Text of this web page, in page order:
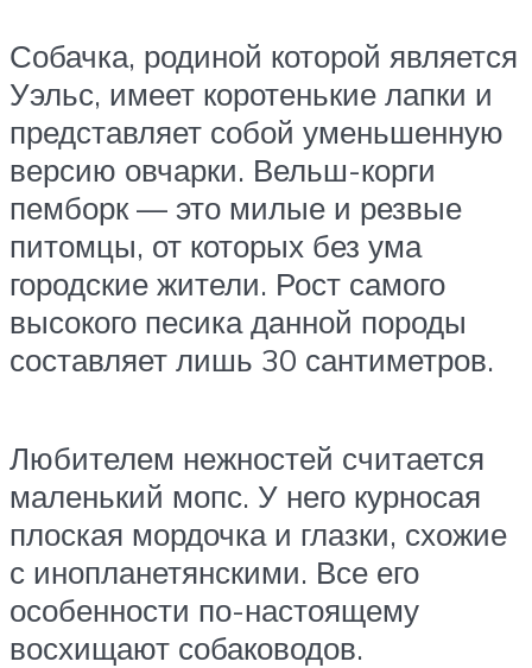
Собачка, родиной которой является
Уэльс, имеет коротенькие лапки и
представляет собой уменьшенную
версию овчарки. Вельш-корги
пемборк — это милые и резвые
питомцы, от которых без ума
городские жители. Рост самого
высокого песика данной породы
составляет лишь 30 сантиметров.
Любителем нежностей считается
маленький мопс. У него курносая
плоская мордочка и глазки, схожие
с инопланетянскими. Все его
особенности по-настоящему
восхищают собаководов.